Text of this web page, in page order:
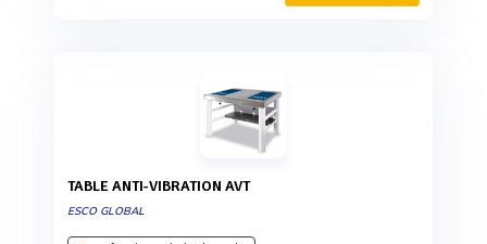
TABLE ANTI-VIBRATION AVT
ESCO GLOBAL